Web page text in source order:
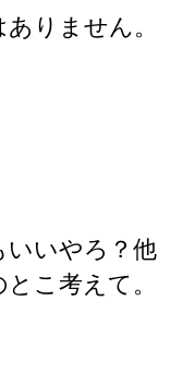
りません。
いいやろ？他
こ考えて。